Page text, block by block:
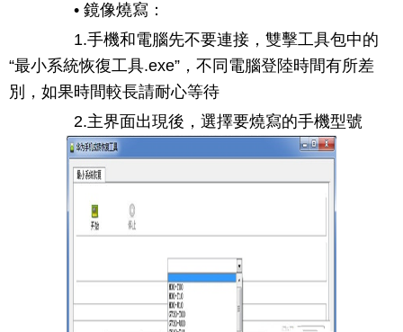
• 鏡像燒寫：
1.手機和電腦先不要連接，雙擊工具包中的
“最小系統恢復工具.exe”，不同電腦登陸時間有所差
別，如果時間較長請耐心等待
2.主界面出現後，選擇要燒寫的手機型號